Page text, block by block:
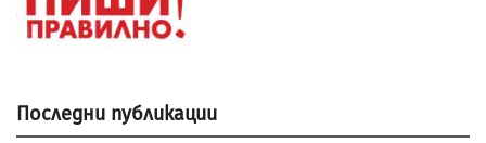
Последни публикации